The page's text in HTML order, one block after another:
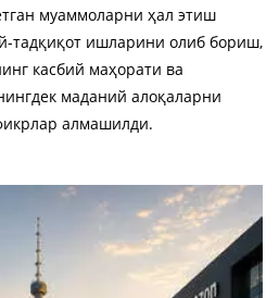
муаммоларни ҳал этиш
тадқиқот ишларини олиб бориш,
касбий маҳорати ва
маданий алоқаларни
алмашилди.